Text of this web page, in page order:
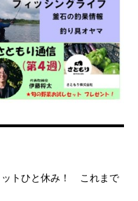
トひと休み！ これまで